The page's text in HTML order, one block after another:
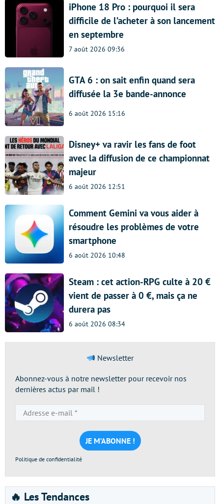
iPhone 18 Pro : pourquoi il sera
difficile de l’acheter à son lancement
en septembre
7 août 2026 09:36
GTA 6 : on sait enfin quand sera
diffusée la 3e bande-annonce
6 août 2026 15:16
Disney+ va ravir les fans de foot
avec la diffusion de ce championnat
majeur
6 août 2026 12:51
Comment Gemini va vous aider à
résoudre les problèmes de votre
smartphone
6 août 2026 10:48
Steam : cet action-RPG culte à 20 €
vient de passer à 0 €, mais ça ne
durera pas
6 août 2026 08:34
Newsletter
Abonnez-vous à notre newsletter pour recevoir nos
dernières actus par mail !
e-
mail
*
Politique de confidentialité
🔥 Les Tendances